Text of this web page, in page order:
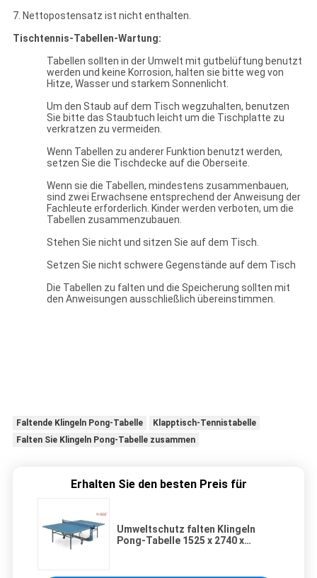
7. Nettopostensatz ist nicht enthalten.
Tischtennis-Tabellen-Wartung:
Tabellen sollten in der Umwelt mit gutbelüftung benutzt
werden und keine Korrosion, halten sie bitte weg von
Hitze, Wasser und starkem Sonnenlicht.
Um den Staub auf dem Tisch wegzuhalten, benutzen
Sie bitte das Staubtuch leicht um die Tischplatte zu
verkratzen zu vermeiden.
Wenn Tabellen zu anderer Funktion benutzt werden,
setzen Sie die Tischdecke auf die Oberseite.
Wenn sie die Tabellen, mindestens zusammenbauen,
sind zwei Erwachsene entsprechend der Anweisung der
Fachleute erforderlich. Kinder werden verboten, um die
Tabellen zusammenzubauen.
Stehen Sie nicht und sitzen Sie auf dem Tisch.
Setzen Sie nicht schwere Gegenstände auf dem Tisch
Die Tabellen zu falten und die Speicherung sollten mit
den Anweisungen ausschließlich übereinstimmen.
Faltende Klingeln Pong-Tabelle
Klapptisch-Tennistabelle
Falten Sie Klingeln Pong-Tabelle zusammen
Erhalten Sie den besten Preis für
Umweltschutz falten Klingeln
Pong-Tabelle 1525 x 2740 x